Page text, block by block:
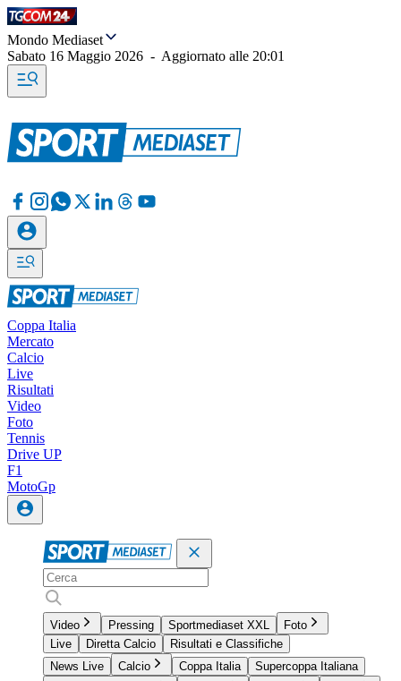
Mondo Mediaset
Sabato 16 Maggio 2026 - Aggiornato alle 20:01
Coppa Italia
Mercato
Calcio
Live
Risultati
Video
Foto
Tennis
Drive UP
F1
MotoGp
Video Pressing Sportmediaset XXL
Foto
Live
Diretta Calcio
Risultati e Classifiche
News Live
Calcio Coppa Italia
Supercoppa Italiana